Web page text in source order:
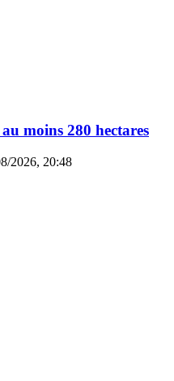
moins 280 hectares
2026, 20:48